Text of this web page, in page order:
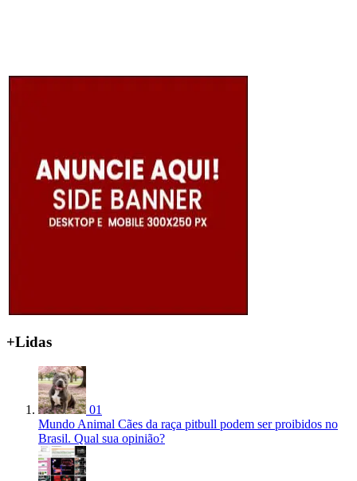
+Lidas
01
Mundo Animal Cães da raça pitbull podem ser proibidos no
Brasil. Qual sua opinião?